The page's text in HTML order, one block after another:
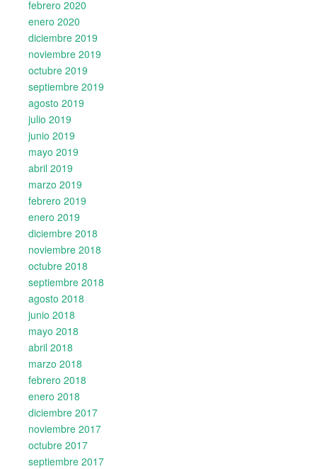
febrero 2020
enero 2020
diciembre 2019
noviembre 2019
octubre 2019
septiembre 2019
agosto 2019
julio 2019
junio 2019
mayo 2019
abril 2019
marzo 2019
febrero 2019
enero 2019
diciembre 2018
noviembre 2018
octubre 2018
septiembre 2018
agosto 2018
junio 2018
mayo 2018
abril 2018
marzo 2018
febrero 2018
enero 2018
diciembre 2017
noviembre 2017
octubre 2017
septiembre 2017